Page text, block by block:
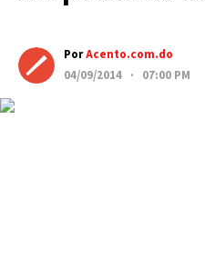
PorAcento.com.do
04/09/2014 · 07:00 PM